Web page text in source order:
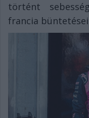
történt
francia